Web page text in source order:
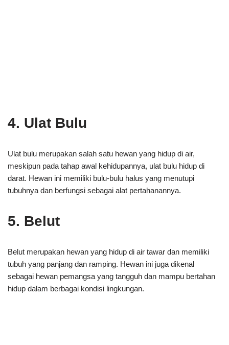
4. Ulat Bulu
Ulat bulu merupakan salah satu hewan yang hidup di air,
meskipun pada tahap awal kehidupannya, ulat bulu hidup di
darat. Hewan ini memiliki bulu-bulu halus yang menutupi
tubuhnya dan berfungsi sebagai alat pertahanannya.
5. Belut
Belut merupakan hewan yang hidup di air tawar dan memiliki
tubuh yang panjang dan ramping. Hewan ini juga dikenal
sebagai hewan pemangsa yang tangguh dan mampu bertahan
hidup dalam berbagai kondisi lingkungan.